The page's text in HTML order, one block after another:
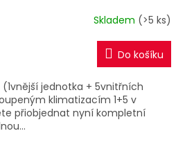
R
M
A
Skladem (>5 ks)
Do košíku
jednotka + 5vnitřních
klimatizacím 1+5 v
přiobjednat nyní kompletní